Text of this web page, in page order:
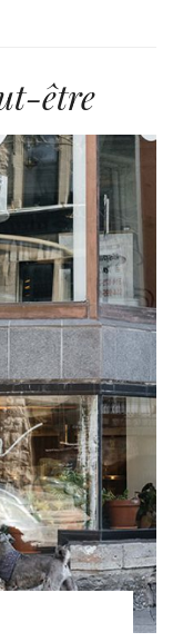
être